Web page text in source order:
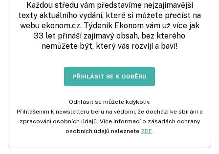
Každou středu vám představíme nejzajímavější
texty aktuálního vydání, které si můžete přečíst na
webu ekonom.cz. Týdeník Ekonom vám už více jak
33 let přináší zajímavý obsah, bez kterého
nemůžete být, který vás rozvíjí a baví!
PŘIHLÁSIT SE K ODBĚRU
Odhlásit se můžete kdykoliv.
Přihlášením k newsletteru beru na vědomí, že dochází ke sbírání a
zpracování osobních údajů. Více informací o zásadách ochrany
osobních údajů naleznete ZDE.